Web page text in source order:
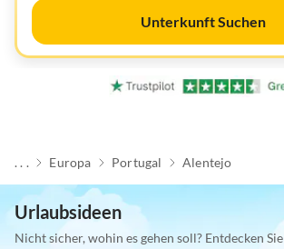
Unterkunft Suchen
. . . Europa Portugal Alentejo
Urlaubsideen
Nicht sicher, wohin es gehen soll? Entdecken Sie